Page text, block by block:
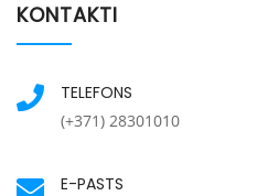
KONTAKTI
TELEFONS
(+371) 28301010
E-PASTS